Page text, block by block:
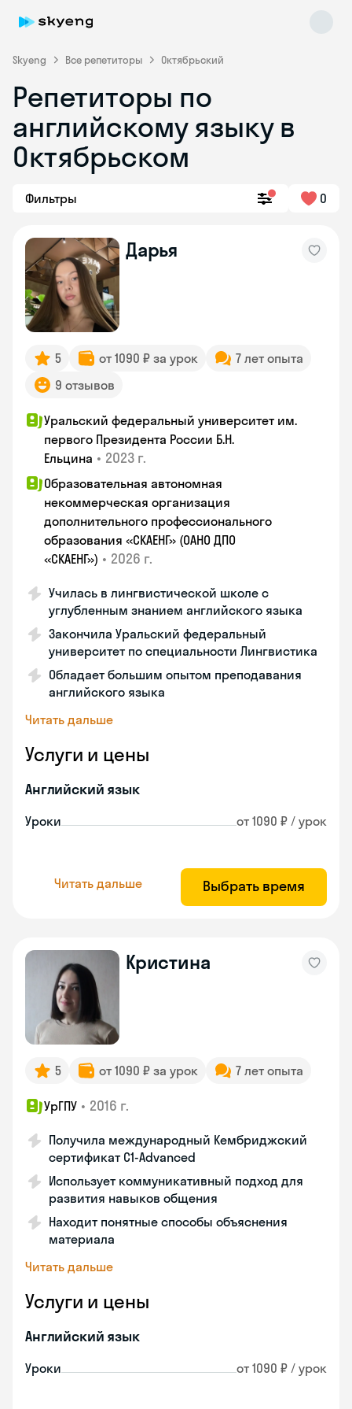
Skyeng Все репетиторы Октябрьский
Репетиторы по
английскому языку в
Октябрьском
Фильтры 0
Дарья
5 от 1090 ₽ за урок
7 лет опыта
9 отзывов
Уральский федеральный университет им.
первого Президента России Б.Н.
Ельцина • 2023 г.
Образовательная автономная
некоммерческая организация
дополнительного профессионального
образования «СКАЕНГ» (ОАНО ДПО
«СКАЕНГ») • 2026 г.
Училась в лингвистической школе с
углубленным знанием английского языка
Закончила Уральский федеральный
университет по специальности Лингвистика
Обладает большим опытом преподавания
английского языка
Читать дальше
Услуги и цены
Английский язык
Уроки от 1090 ₽ / урок
Читать дальше Выбрать время
Кристина
5 от 1090 ₽ за урок 7 лет опыта
УрГПУ • 2016 г.
Получила международный Кембриджский
сертификат С1-Advanced
Использует коммуникативный подход для
развития навыков общения
Находит понятные способы объяснения
материала
Читать дальше
Услуги и цены
Английский язык
Уроки от 1090 ₽ / урок
Skyeng Chat